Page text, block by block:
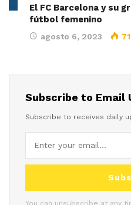
El FC Barcelona y su
fútbol femenino
agosto 6, 2023
Subscribe to Email
Subscribe to receives daily
You can unsubscribe at any